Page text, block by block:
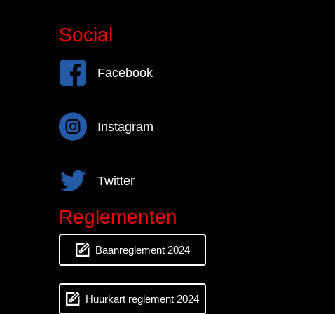
Social
FacebookFacebook
InstagramInstagram
Twitter Twitter
Reglementen
Baanreglement 2024
Huurkart reglement 2024